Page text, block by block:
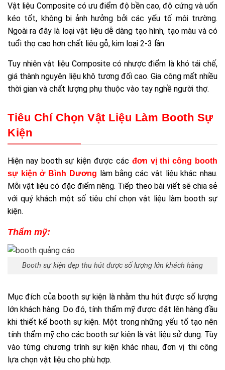
Vật liệu Composite có ưu điểm độ bền cao, độ cứng và uốn
kéo tốt, không bị ảnh hưởng bởi các yếu tố môi trường.
Ngoài ra đây là loại vật liệu dễ dàng tạo hình, tạo màu và có
tuổi thọ cao hơn chất liệu gỗ, kim loại 2-3 lần.
Tuy nhiên vật liệu Composite có nhược điểm là khó tái chế,
giá thành nguyên liệu khô tương đối cao. Gia công mất nhiều
thời gian và chất lượng phụ thuộc vào tay nghề người thợ.
Tiêu Chí Chọn Vật Liệu Làm Booth Sự
Kiện
Hiện nay booth sự kiện được các đơn vị thi công booth
sự kiện ở Bình Dương làm bằng các vật liệu khác nhau.
Mỗi vật liệu có đặc điểm riêng. Tiếp theo bài viết sẽ chia sẻ
với quý khách một số tiêu chí chọn vật liệu làm booth sự
kiện.
Thẩm mỹ:
Booth sự kiện đẹp thu hút được số lượng lớn khách hàng
Mục đích của booth sự kiện là nhằm thu hút được số lượng
lớn khách hàng. Do đó, tính thẩm mỹ được đặt lên hàng đầu
khi thiết kế booth sự kiện. Một trong những yếu tố tạo nên
tính thẩm mỹ cho các booth sự kiện là vật liệu sử dụng. Tùy
vào từng chương trình sự kiện khác nhau, đơn vị thi công
lựa chọn vật liệu cho phù hợp.